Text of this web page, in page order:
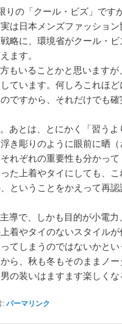
りの「クール・ビズ」です
は日本メンズファッショ
略に、環境省がクール・
ます。
もいることかと思います
ています。何しろこれほ
ですから、それだけでも
あとは、とにかく「習う
き彫りのように眼前に晒（
れぞれの重要性も分かって
た上着やタイにしても、
ということをかえって再
導で、しかも目的が小電
着やタイのないスタイル
てしまうのではないかと
ら、秋も冬もそのままノー
の装いはますます楽しく
:パーマリンク